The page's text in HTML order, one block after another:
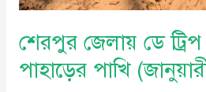
শেরপুর জেলায় ডে
পাহাড়ের পাখি